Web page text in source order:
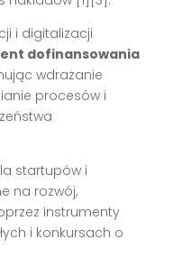
i digitalizacji
dofinansowania
wdrażanie
procesów i
startupów i
na rozwój,
instrumenty
i konkursach o